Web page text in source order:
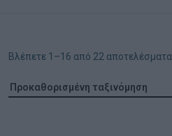
Βλέπετε 1–16 από 22 αποτελέσματα